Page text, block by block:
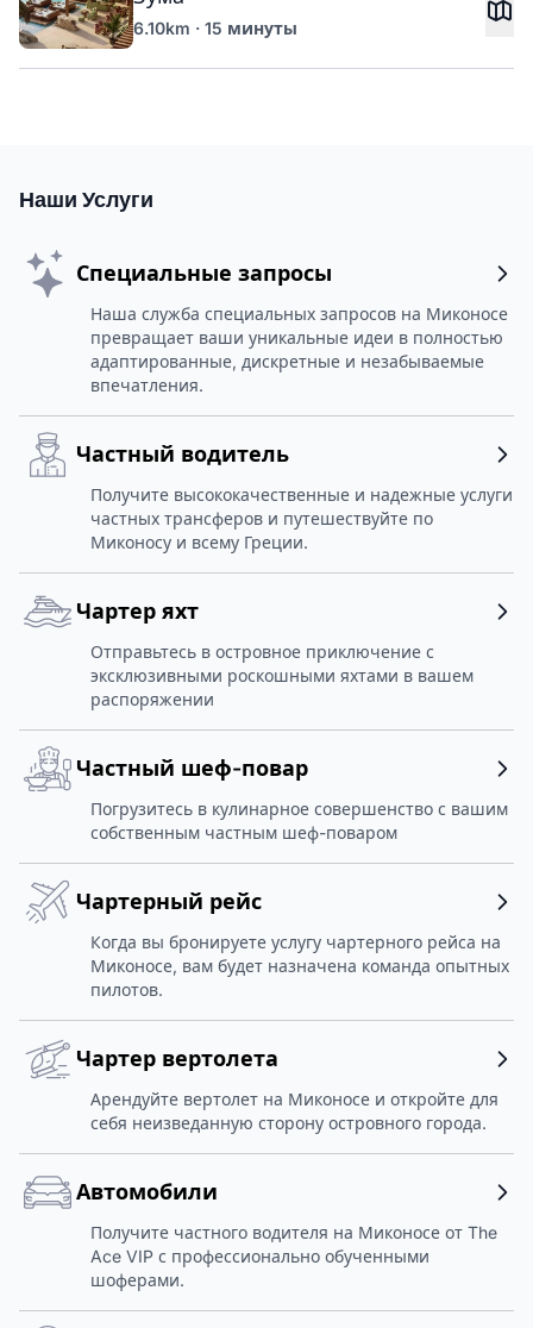
6.10km · 15 минуты
Наши Услуги
Специальные запросы
Наша служба специальных запросов на Миконосе
превращает ваши уникальные идеи в полностью
адаптированные, дискретные и незабываемые
впечатления.
Частный водитель
Получите высококачественные и надежные услуги
частных трансферов и путешествуйте по
Миконосу и всему Греции.
Чартер яхт
Отправьтесь в островное приключение с
эксклюзивными роскошными яхтами в вашем
распоряжении
Частный шеф-повар
Погрузитесь в кулинарное совершенство с вашим
собственным частным шеф-поваром
Чартерный рейс
Когда вы бронируете услугу чартерного рейса на
Миконосе, вам будет назначена команда опытных
пилотов.
Чартер вертолета
Арендуйте вертолет на Миконосе и откройте для
себя неизведанную сторону островного города.
Автомобили
Получите частного водителя на Миконосе от The
Ace VIP с профессионально обученными
шоферами.